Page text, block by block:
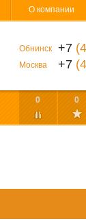
О компании
Обнинск +7
Москва +7
0 0